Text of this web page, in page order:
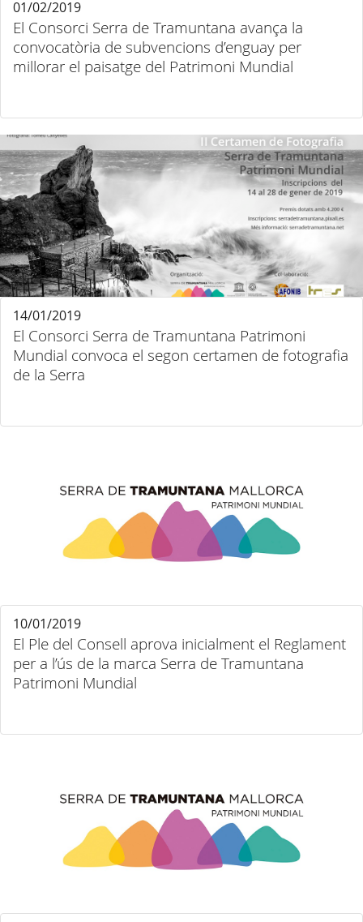
El Consorci Serra de Tramuntana avança la
convocatòria de subvencions d’enguay per
millorar el paisatge del Patrimoni Mundial
01/02/2019
El Consorci Serra de Tramuntana Patrimoni
Mundial convoca el segon certamen de fotografia
de la Serra
14/01/2019
El Ple del Consell aprova inicialment el Reglament
per a l’ús de la marca Serra de Tramuntana
Patrimoni Mundial
10/01/2019